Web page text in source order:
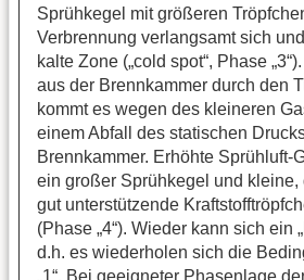
Sprühkegel mit größeren
Verbrennung verlangsamt sich
kalte Zone („cold spot“, Phase
aus der Brennkammer durch den
kommt es wegen des kleineren
einem Abfall des statischen
Brennkammer. Erhöhte Sprühluft-
ein großer Sprühkegel und kleine,
gut unterstützende
(Phase „4“). Wieder kann sich ein
d.h. es wiederholen sich die
„1“. Bei geeigneter Phasenlage